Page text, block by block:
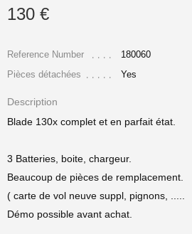
130 €
Reference Number
180060
Pièces détachées
Yes
Description
Blade 130x complet et en parfait état.
3 Batteries, boite, chargeur.
Beaucoup de pièces de remplacement.
( carte de vol neuve suppl, pignons, .....
Démo possible avant achat.